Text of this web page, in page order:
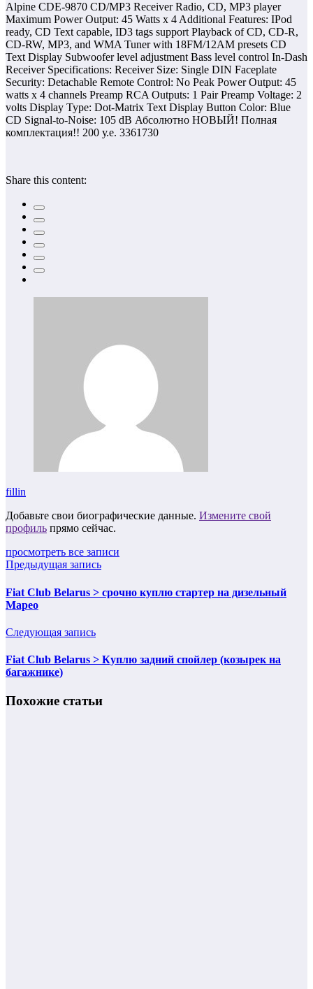
Alpine CDE-9870 CD/MP3 Receiver Radio, CD, MP3 player
Maximum Power Output: 45 Watts x 4 Additional Features: IPod
ready, CD Text capable, ID3 tags support Playback of CD, CD-R,
CD-RW, MP3, and WMA Tuner with 18FM/12AM presets CD
Text Display Subwoofer level adjustment Bass level control In-Dash
Receiver Specifications: Receiver Size: Single DIN Faceplate
Security: Detachable Remote Control: No Peak Power Output: 45
watts x 4 channels Preamp RCA Outputs: 1 Pair Preamp Voltage: 2
volts Display Type: Dot-Matrix Text Display Button Color: Blue
CD Signal-to-Noise: 105 dB Абсолютно НОВЫЙ! Полная
комплектация!! 200 у.е. 3361730
Share this content:
fillin
Добавьте свои биографические данные. Измените свой
профиль прямо сейчас.
просмотреть все записи
Предыдущая запись
Fiat Club Belarus > срочно куплю стартер на дизельный
Марео
Следующая запись
Fiat Club Belarus > Куплю задний спойлер (козырек на
багажнике)
Похожие статьи